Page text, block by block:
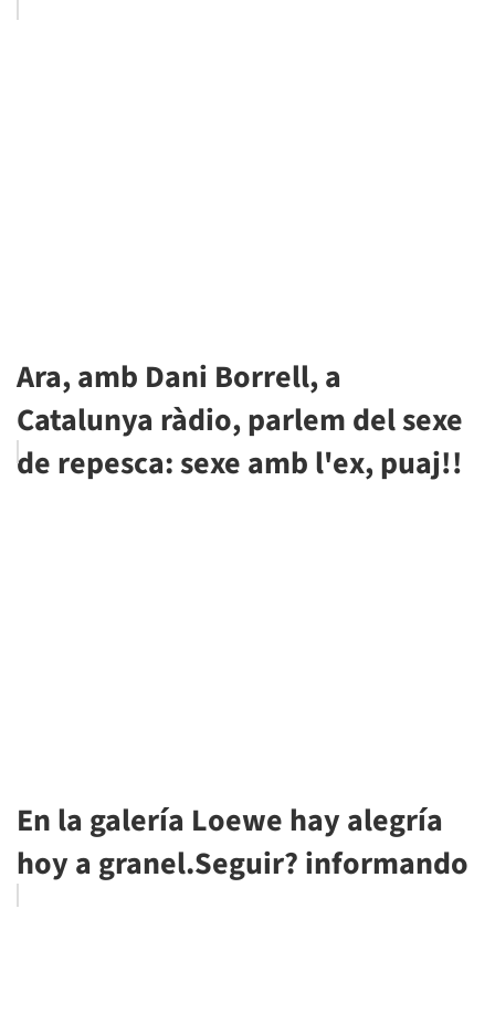
Ara, amb Dani Borrell, a
Catalunya ràdio, parlem del sexe
de repesca: sexe amb l'ex, puaj!!
En la galería Loewe hay alegría
hoy a granel.Seguir? informando